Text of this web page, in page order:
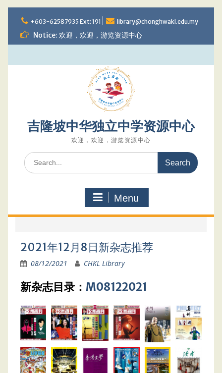
to
content
+603-62587935 Ext: 191 library@chonghwakl.edu.my
Notice: 欢迎，欢迎，游览资源中心
吉隆坡中华独立中学资源中心
欢迎，欢迎，游览资源中心
Search
for:
Menu
2021年12月8日新杂志推荐
08/12/2021 CHKL Library
新杂志目录： M08122021